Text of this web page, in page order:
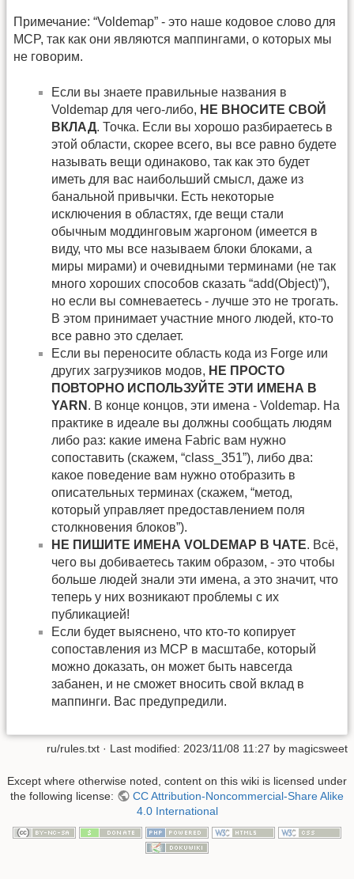
Примечание: “Voldemap” - это наше кодовое слово для
MCP, так как они являются маппингами, о которых мы
не говорим.
Если вы знаете правильные названия в
Voldemap для чего-либо, НЕ ВНОСИТЕ СВОЙ
ВКЛАД. Точка. Если вы хорошо разбираетесь в
этой области, скорее всего, вы все равно будете
называть вещи одинаково, так как это будет
иметь для вас наибольший смысл, даже из
банальной привычки. Есть некоторые
исключения в областях, где вещи стали
обычным моддинговым жаргоном (имеется в
виду, что мы все называем блоки блоками, а
миры мирами) и очевидными терминами (не так
много хороших способов сказать “add(Object)”),
но если вы сомневаетесь - лучше это не трогать.
В этом принимает участние много людей, кто-то
все равно это сделает.
Если вы переносите область кода из Forge или
других загрузчиков модов, НЕ ПРОСТО
ПОВТОРНО ИСПОЛЬЗУЙТЕ ЭТИ ИМЕНА В
YARN . В конце концов, эти имена - Voldemap. На
практике в идеале вы должны сообщать людям
либо раз: какие имена Fabric вам нужно
сопоставить (скажем, “class_351”), либо два:
какое поведение вам нужно отобразить в
описательных терминах (скажем, “метод,
который управляет предоставлением поля
столкновения блоков”).
НЕ ПИШИТЕ ИМЕНА VOLDEMAP В ЧАТЕ. Всё,
чего вы добиваетесь таким образом, - это чтобы
больше людей знали эти имена, а это значит, что
теперь у них возникают проблемы с их
публикацией!
Если будет выяснено, что кто-то копирует
сопоставления из MCP в масштабе, который
можно доказать, он может быть навсегда
забанен, и не сможет вносить свой вклад в
маппинги. Вас предупредили.
ru/rules.txt · Last modified: 2023/11/08 11:27 by magicsweet
Except where otherwise noted, content on this wiki is licensed under
the following license:
CC Attribution-Noncommercial-Share Alike
4.0 International